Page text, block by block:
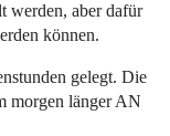
werden, aber dafür
können.
gelegt. Die
morgen länger AN